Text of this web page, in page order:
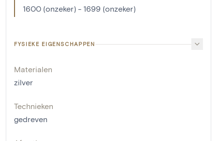
1600 (onzeker) - 1699 (onzeker)
FYSIEKE EIGENSCHAPPEN
Materialen
zilver
Technieken
gedreven